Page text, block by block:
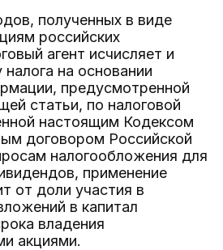
полученных в виде
российских
агент исчисляет и
на основании
предусмотренной
статьи, по налоговой
настоящим Кодексом
договором Российской
налогообложения для
применение
от доли участия в
в капитал
владения
акциями.